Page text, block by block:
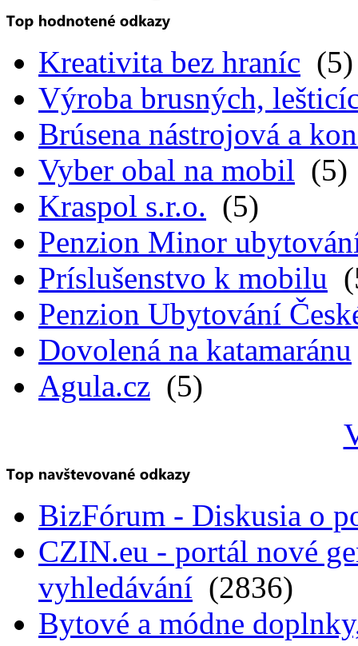
Kreativita bez hraníc (5)
Výroba brusných,
Brúsena nástrojová a
Vyber obal na mobil (5)
Kraspol s.r.o. (5)
Penzion Minor
Príslušenstvo k mobilu
Penzion Ubytování
Dovolená na katamaránu
Agula.cz (5)
BizFórum - Diskusia o
CZIN.eu - portál nové
vyhledávání (2836)
Bytové a módne